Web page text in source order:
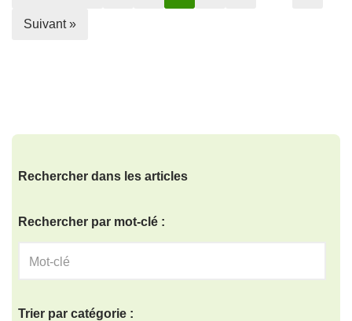
Suivant »
Rechercher dans les articles
Rechercher par mot-clé :
Trier par catégorie :